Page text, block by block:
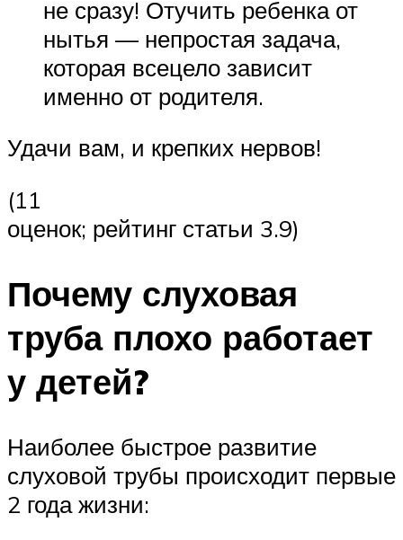
не сразу! Отучить ребенка от
нытья — непростая задача,
которая всецело зависит
именно от родителя.
Удачи вам, и крепких нервов!
(11
оценок; рейтинг статьи 3.9)
Почему слуховая
труба плохо работает
у детей?
Наиболее быстрое развитие
слуховой трубы происходит первые
2 года жизни: